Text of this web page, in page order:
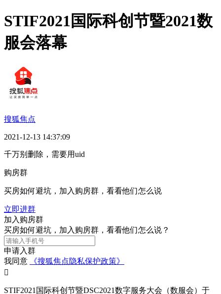
STIF2021国际科创节暨2021数
服会落幕
搜狐焦点
2021-12-13 14:37:09
千万别删除，需要用uid
购房群
买房如何避坑，加入购房群，看看他们怎么说
立即进群
加入购房群
买房如何避坑，加入购房群，看看他们怎么说？
申请入群
我同意
《搜狐焦点隐私保护政策》

STIF2021国际科创节暨DSC2021数字服务大会（数服会）于